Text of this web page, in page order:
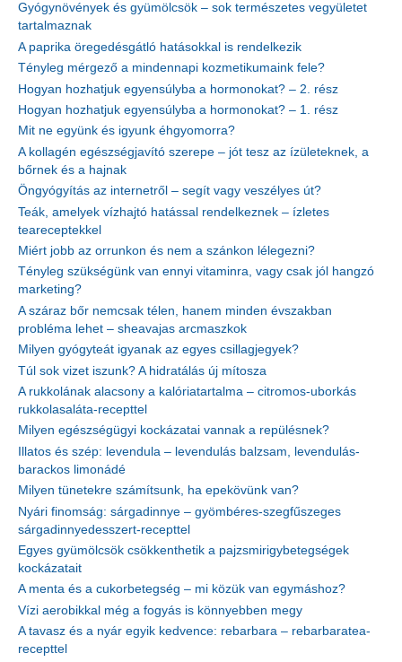
Gyógynövények és gyümölcsök – sok természetes vegyületet
tartalmaznak
A paprika öregedésgátló hatásokkal is rendelkezik
Tényleg mérgező a mindennapi kozmetikumaink fele?
Hogyan hozhatjuk egyensúlyba a hormonokat? – 2. rész
Hogyan hozhatjuk egyensúlyba a hormonokat? – 1. rész
Mit ne együnk és igyunk éhgyomorra?
A kollagén egészségjavító szerepe – jót tesz az ízületeknek, a
bőrnek és a hajnak
Öngyógyítás az internetről – segít vagy veszélyes út?
Teák, amelyek vízhajtó hatással rendelkeznek – ízletes
teareceptekkel
Miért jobb az orrunkon és nem a szánkon lélegezni?
Tényleg szükségünk van ennyi vitaminra, vagy csak jól hangzó
marketing?
A száraz bőr nemcsak télen, hanem minden évszakban
probléma lehet – sheavajas arcmaszkok
Milyen gyógyteát igyanak az egyes csillagjegyek?
Túl sok vizet iszunk? A hidratálás új mítosza
A rukkolának alacsony a kalóriatartalma – citromos-uborkás
rukkolasaláta-recepttel
Milyen egészségügyi kockázatai vannak a repülésnek?
Illatos és szép: levendula – levendulás balzsam, levendulás-
barackos limonádé
Milyen tünetekre számítsunk, ha epekövünk van?
Nyári finomság: sárgadinnye – gyömbéres-szegfűszeges
sárgadinnyedesszert-recepttel
Egyes gyümölcsök csökkenthetik a pajzsmirigybetegségek
kockázatait
A menta és a cukorbetegség – mi közük van egymáshoz?
Vízi aerobikkal még a fogyás is könnyebben megy
A tavasz és a nyár egyik kedvence: rebarbara – rebarbaratea-
recepttel